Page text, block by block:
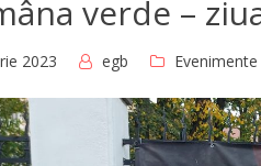
verde –
2023 egb Evenimente